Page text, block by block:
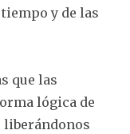
y de las
que las
lógica de
liberándonos